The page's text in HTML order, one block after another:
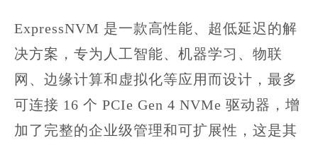
ExpressNVM 是一款高性能、超低延迟的解
决方案，专为人工智能、机器学习、物联
网、边缘计算和虚拟化等应用而设计，最多
可连接 16 个 PCIe Gen 4 NVMe 驱动器，增
加了完整的企业级管理和可扩展性，这是其